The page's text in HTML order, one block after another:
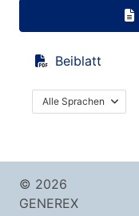
Beiblatt
Alle Sprachen
© 2026
GENEREX